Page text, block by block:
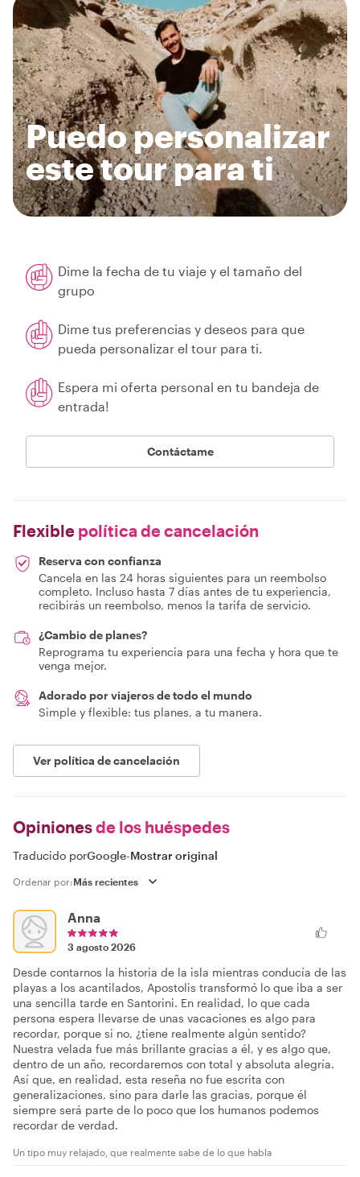
Puedo personalizar
este tour para ti
Dime la fecha de tu viaje y el tamaño del
grupo
Dime tus preferencias y deseos para que
pueda personalizar el tour para ti.
Espera mi oferta personal en tu bandeja de
entrada!
Contáctame
Flexible política de cancelación
Reserva con confianza
Cancela en las 24 horas siguientes para un reembolso
completo. Incluso hasta 7 días antes de tu experiencia,
recibirás un reembolso, menos la tarifa de servicio.
¿Cambio de planes?
Reprograma tu experiencia para una fecha y hora que te
venga mejor.
Adorado por viajeros de todo el mundo
Simple y flexible: tus planes, a tu manera.
Ver política de cancelación
Opinionesde los huéspedes
Traducido porGoogle-Mostrar original
Ordenar por:
Anna
3 agosto 2026
Desde contarnos la historia de la isla mientras conducía de las
playas a los acantilados, Apostolis transformó lo que iba a ser
una sencilla tarde en Santorini. En realidad, lo que cada
persona espera llevarse de unas vacaciones es algo para
recordar, porque si no, ¿tiene realmente algún sentido?
Nuestra velada fue más brillante gracias a él, y es algo que,
dentro de un año, recordaremos con total y absoluta alegría.
Así que, en realidad, esta reseña no fue escrita con
generalizaciones, sino para darle las gracias, porque él
siempre será parte de lo poco que los humanos podemos
recordar de verdad.
Un tipo muy relajado, que realmente sabe de lo que habla